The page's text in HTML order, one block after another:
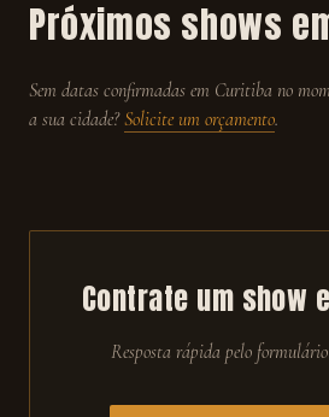
Próximos shows
Sem datas confirmadas em Curitiba no
a sua cidade? Solicite um orçamento.
Contrate um show
Resposta rápida pelo